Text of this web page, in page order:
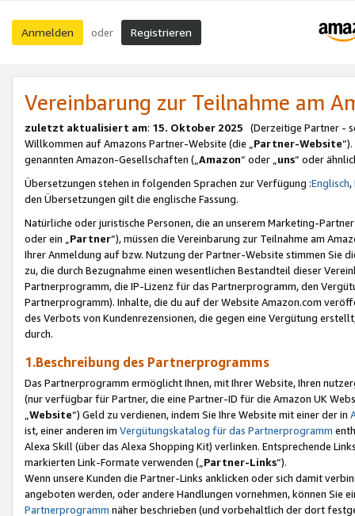
Anmelden oder Registrieren
Vereinbarung zur Teilnahme am
zuletzt aktualisiert am: 15. Oktober 2025 (Derzeitige Partner -
Willkommen auf Amazons Partner-Website (die „Partner-Website
genannten Amazon-Gesellschaften („Amazon“ oder „uns“ oder
Übersetzungen stehen in folgenden Sprachen zur Verfügung :Englisch,
den Übersetzungen gilt die englische Fassung.
Natürliche oder juristische Personen, die an unserem Marketing-
oder ein „Partner“), müssen die Vereinbarung zur Teilnahme am
Ihrer Anmeldung auf bzw. Nutzung der Partner-Website stimmen Sie
zu, die durch Bezugnahme einen wesentlichen Bestandteil dieser
Partnerprogramm, die IP-Lizenz für das Partnerprogramm, den
Partnerprogramm). Inhalte, die du auf der Website Amazon.com
des Verbots von Kundenrezensionen, die gegen eine Vergütung
durch.
1.Beschreibung des Partnerprogramms
Das Partnerprogramm ermöglicht Ihnen, mit Ihrer Website, Ihren
(nur verfügbar für Partner, die eine Partner-ID für die Amazon UK
Website“) Geld zu verdienen, indem Sie Ihre Website mit einer der in
ist, einer anderen im Vergütungskatalog für das Partnerprogramm
Alexa Skill (über das Alexa Shopping Kit) verlinken. Entsprechende
markierten Link-Formate verwenden („ Partner-Links“).
Wenn unsere Kunden die Partner-Links anklicken oder sich damit
angeboten werden, oder andere Handlungen vornehmen, können Sie
Partnerprogramm näher beschrieben (und vorbehaltlich der dort